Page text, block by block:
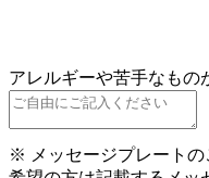
アレルギーや苦手なもの
※ メッセージプレート